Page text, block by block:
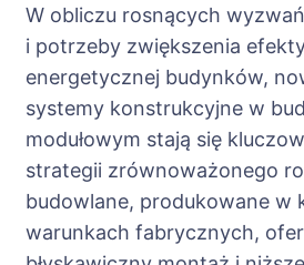
W obliczu rosnących
i potrzeby zwiększenia
energetycznej budynków,
systemy konstrukcyjne w
modułowym stają się
strategii zrównoważonego
budowlane, produkowane w
warunkach fabrycznych,